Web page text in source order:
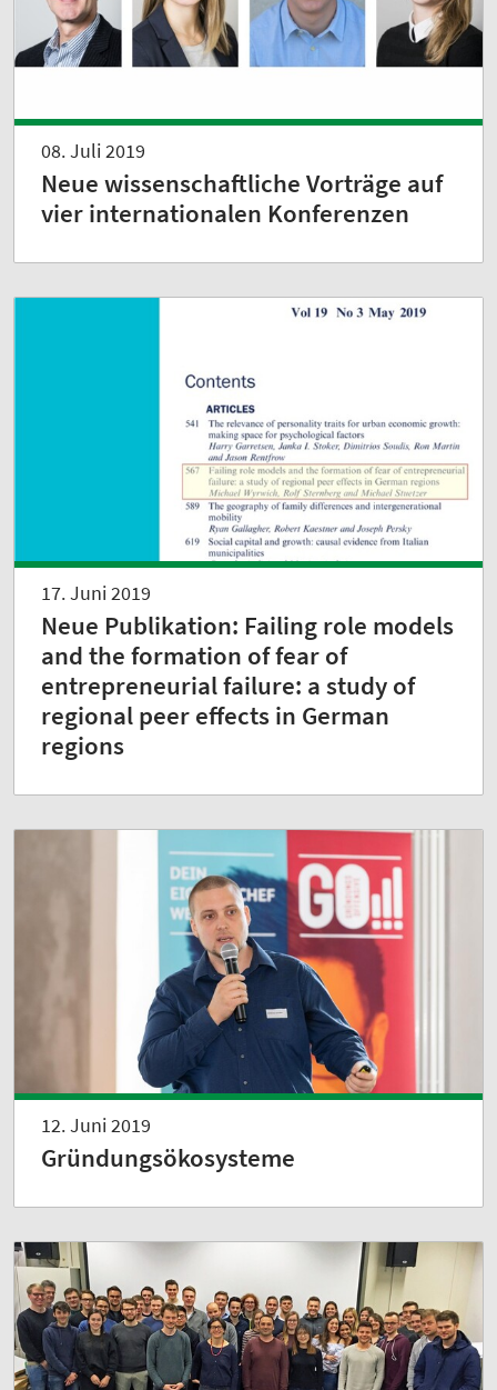
08. Juli 2019
Neue wissenschaftliche Vorträge auf
vier internationalen Konferenzen
17. Juni 2019
Neue Publikation: Failing role models
and the formation of fear of
entrepreneurial failure: a study of
regional peer effects in German
regions
12. Juni 2019
Gründungsökosysteme